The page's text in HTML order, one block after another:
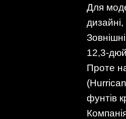
Для
12,3-
Проте
фунтів